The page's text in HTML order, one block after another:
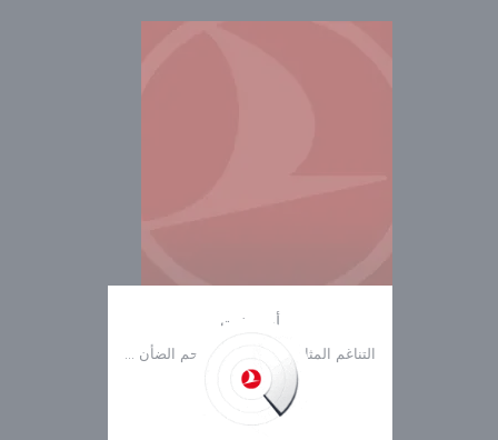
أبجوشت
التناغم المثالي بين الحمص ولحم الضأن ...
اقرأ المزيد